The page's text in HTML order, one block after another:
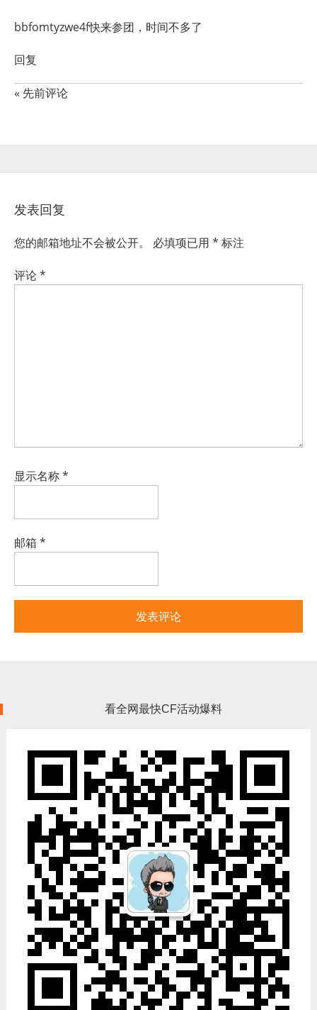
bbfomtyzwe4f快来参团，时间不多了
回复
« 先前评论
发表回复
您的邮箱地址不会被公开。 必填项已用 * 标注
评论*
显示名称*
邮箱 *
看全网最快CF活动爆料